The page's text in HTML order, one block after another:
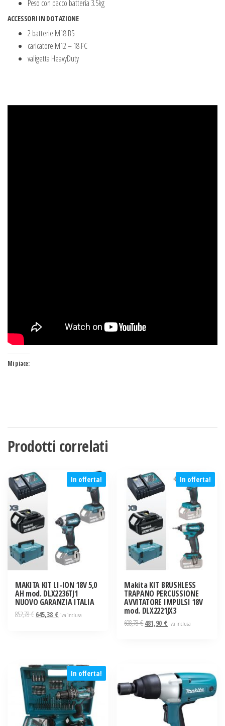
Peso con pacco batteria 3.5kg
ACCESSORI IN DOTAZIONE
2 batterie M18 B5
caricatore M12 – 18 FC
valigetta HeavyDuty
Mi piace:
Prodotti correlati
In offerta!
MAKITA KIT LI-ION 18V 5,0
AH mod. DLX2236TJ1
NUOVO GARANZIA ITALIA
852,78€ Il645,38 € Iliva inclusa
In offerta!
Makita KIT BRUSHLESS
TRAPANO PERCUSSIONE
AVVITATORE IMPULSI 18V
mod. DLX2221JX3
608,78€Il
481,90 € Iliva inclusa
In offerta!